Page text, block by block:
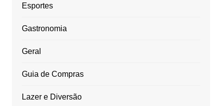
Esportes
Gastronomia
Geral
Guia de Compras
Lazer e Diversão